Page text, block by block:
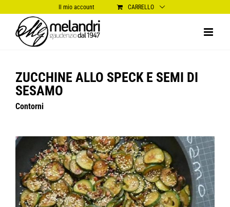
al
contenuto
Il mio account CARRELLO
ZUCCHINE ALLO SPECK E SEMI DI
SESAMO
Contorni